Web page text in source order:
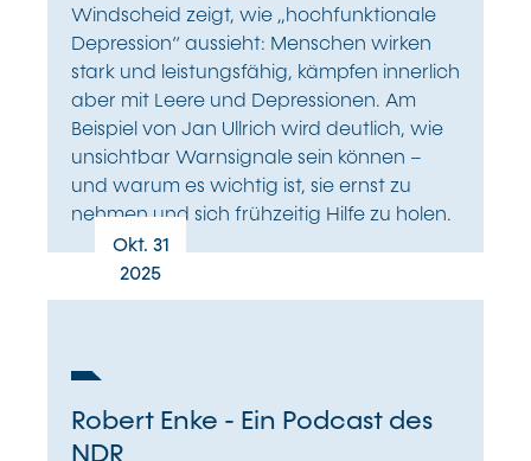
Windscheid zeigt, wie „hochfunktionale
Depression“ aussieht: Menschen wirken
stark und leistungsfähig, kämpfen innerlich
aber mit Leere und Depressionen. Am
Beispiel von Jan Ullrich wird deutlich, wie
unsichtbar Warnsignale sein können –
und warum es wichtig ist, sie ernst zu
nehmen und sich frühzeitig Hilfe zu holen.
Okt. 31
2025
Robert Enke - Ein Podcast des
NDR